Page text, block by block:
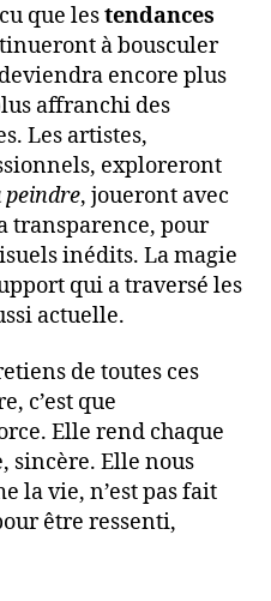
que lestendances
à bousculer
encore plus
affranchi des
Les artistes,
exploreront
peindre, joueront avec
transparence, pour
inédits. La magie
qui a traversé les
actuelle.
de toutes ces
c’est que
Elle rend chaque
Elle nous
la vie, n’est pas fait
être ressenti,